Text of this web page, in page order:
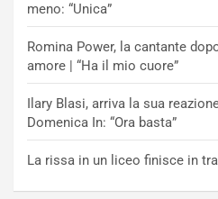
meno: “Unica”
Romina Power, la cantante
amore | “Ha il mio cuore”
Ilary Blasi, arriva la sua
Domenica In: “Ora basta”
La rissa in un liceo finisce in